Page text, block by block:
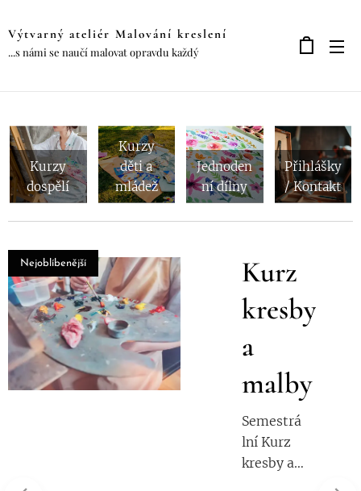
Výtvarný ateliér Malování kreslení
...s námi se naučí malovat opravdu každý
Kurzy
dospělí
Kurzy
děti a
mládež
Jednoden
ní dílny
Přihlášky
/ Kontakt
Nejoblíbenější
Kurz
kresby
a
malby
Semestrá
lní Kurz
kresby a